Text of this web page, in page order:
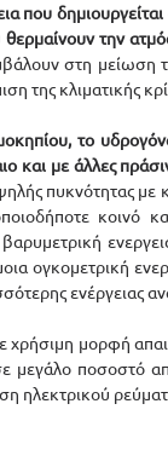
που
την
στη
της κλιματικής
το
και με άλλες
πυκνότητας
κοινό
ογκομετρική
ενέργειας
μορφή
μεγάλο ποσοστό
ηλεκτρικού